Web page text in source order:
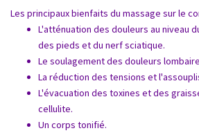
Les principaux bienfaits du massage sur le
L'atténuation des douleurs au niveau
des pieds et du nerf sciatique.
Le soulagement des douleurs
La réduction des tensions et
L'évacuation des toxines et des
cellulite.
Un corps tonifié.